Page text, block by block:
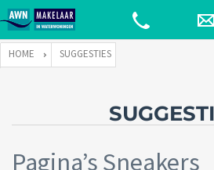
HOME SUGGESTIES
Pagina’s Sneakers